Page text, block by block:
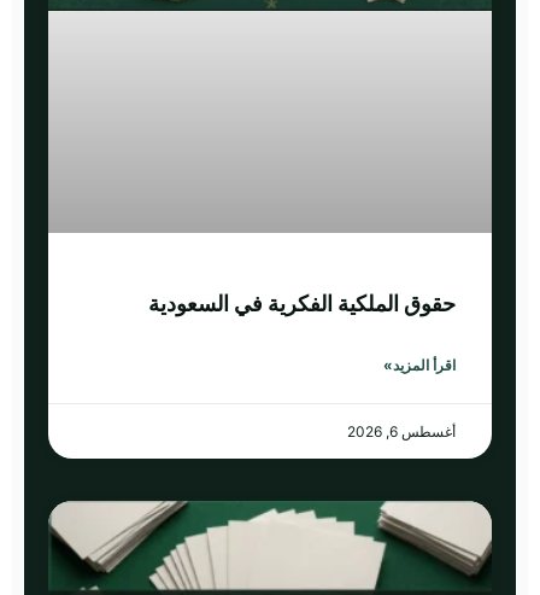
حقوق الملكية الفكرية في السعودية
اقرأ المزيد»
أغسطس 6, 2026